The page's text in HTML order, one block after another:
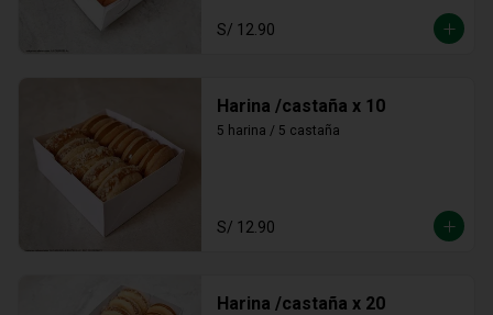
S/ 12.90
Harina /castaña x 10
5 harina / 5 castaña
S/ 12.90
Harina /castaña x 20